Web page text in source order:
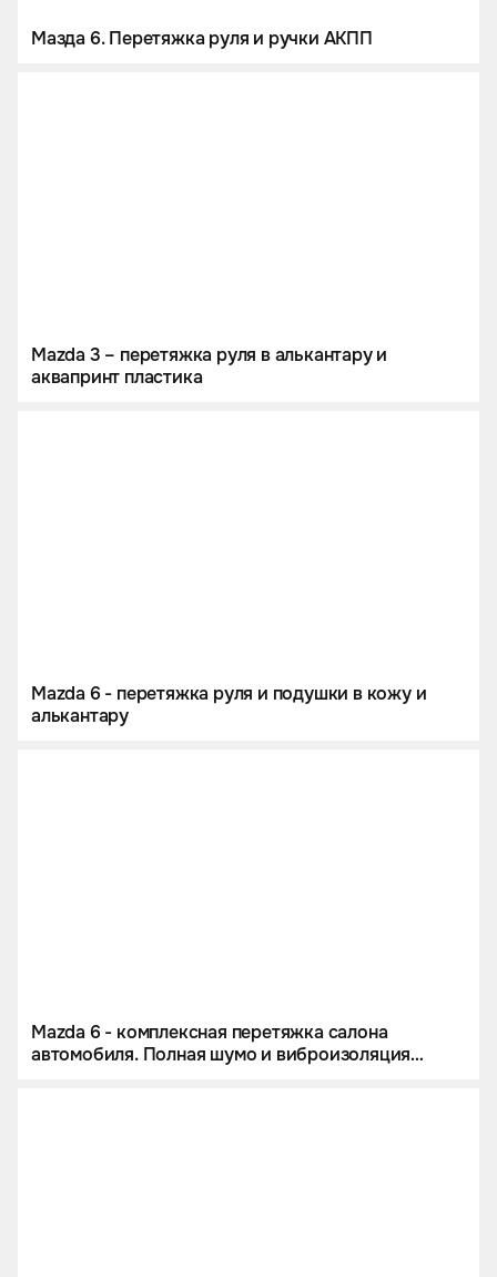
Мазда 6. Перетяжка руля и ручки АКПП
Mazda 3 – перетяжка руля в алькантару и
аквапринт пластика
Mazda 6 - перетяжка руля и подушки в кожу и
алькантару
Mazda 6 - комплексная перетяжка салона
автомобиля. Полная шумо и виброизоляция